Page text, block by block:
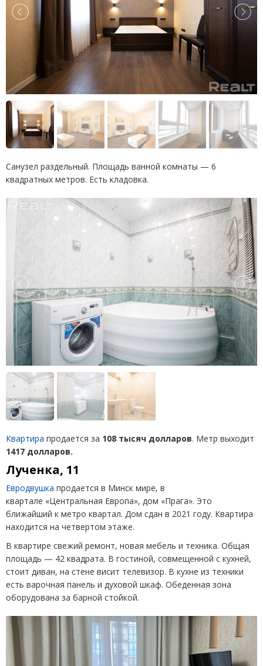
Санузел раздельный. Площадь ванной комнаты — 6
квадратных метров. Есть кладовка.
Квартира продается за 108 тысяч долларов. Метр выходит
1417 долларов.
Лученка, 11
Евродвушка продается в Минск мире, в
квартале «Центральная Европа», дом «Прага». Это
ближайший к метро квартал. Дом сдан в 2021 году. Квартира
находится на четвертом этаже.
В квартире свежий ремонт, новая мебель и техника. Общая
площадь — 42 квадрата. В гостиной, совмещенной с кухней,
стоит диван, на стене висит телевизор. В кухне из техники
есть варочная панель и духовой шкаф. Обеденная зона
оборудована за барной стойкой.